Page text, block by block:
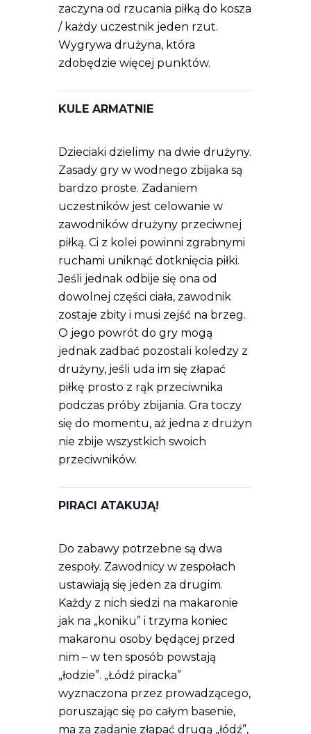
zaczyna od rzucania piłką do kosza
/ każdy uczestnik jeden rzut.
Wygrywa drużyna, która
zdobędzie więcej punktów.
KULE ARMATNIE
Dzieciaki dzielimy na dwie drużyny.
Zasady gry w wodnego zbijaka są
bardzo proste. Zadaniem
uczestników jest celowanie w
zawodników drużyny przeciwnej
piłką. Ci z kolei powinni zgrabnymi
ruchami uniknąć dotknięcia piłki.
Jeśli jednak odbije się ona od
dowolnej części ciała, zawodnik
zostaje zbity i musi zejść na brzeg.
O jego powrót do gry mogą
jednak zadbać pozostali koledzy z
drużyny, jeśli uda im się złapać
piłkę prosto z rąk przeciwnika
podczas próby zbijania. Gra toczy
się do momentu, aż jedna z drużyn
nie zbije wszystkich swoich
przeciwników.
PIRACI ATAKUJĄ!
Do zabawy potrzebne są dwa
zespoły. Zawodnicy w zespołach
ustawiają się jeden za drugim.
Każdy z nich siedzi na makaronie
jak na „koniku” i trzyma koniec
makaronu osoby będącej przed
nim – w ten sposób powstają
„łodzie”. „Łódź piracka”
wyznaczona przez prowadzącego,
poruszając się po całym basenie,
ma za zadanie złapać drugą „łódź”,